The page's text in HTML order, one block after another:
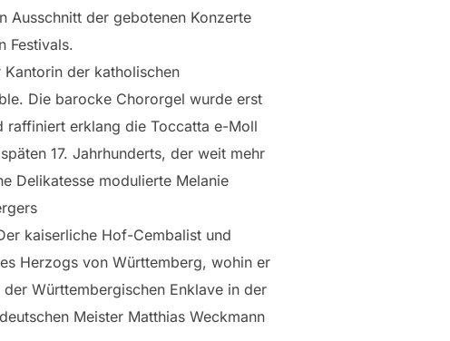
Ausschnitt der gebotenen Konzerte
Festivals.
der katholischen
Die barocke Chororgel wurde erst
raffiniert erklang die Toccatta e-Moll
17. Jahrhunderts, der weit mehr
Delikatesse modulierte Melanie
kaiserliche Hof-Cembalist und
Herzogs von Württemberg, wohin er
Württembergischen Enklave in der
Meister Matthias Weckmann